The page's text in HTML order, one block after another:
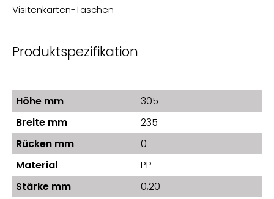
Visitenkarten-Taschen
Produktspezifikation
Höhe mm
305
Breite mm
235
Rücken mm
0
Material
PP
Stärke mm
0,20